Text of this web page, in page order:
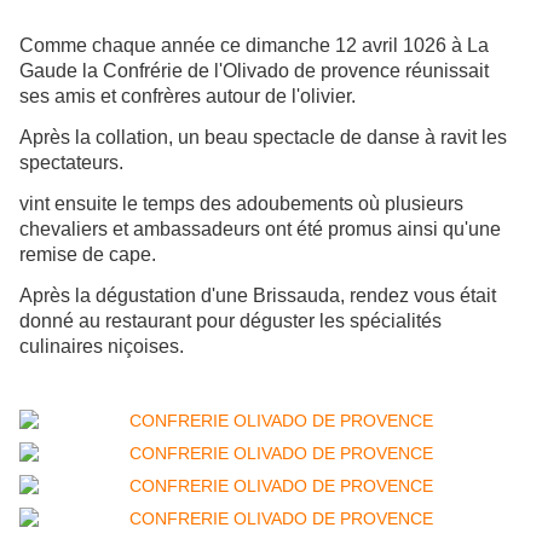
Comme chaque année ce dimanche 12 avril 1026 à La
Gaude la Confrérie de l'Olivado de provence réunissait
ses amis et confrères autour de l'olivier.
Après la collation, un beau spectacle de danse à ravit les
spectateurs.
vint ensuite le temps des adoubements où plusieurs
chevaliers et ambassadeurs ont été promus ainsi qu'une
remise de cape.
Après la dégustation d'une Brissauda, rendez vous était
donné au restaurant pour déguster les spécialités
culinaires niçoises.